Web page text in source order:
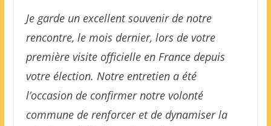
Je garde un excellent souvenir de notre
rencontre, le mois dernier, lors de votre
première visite officielle en France depuis
votre élection. Notre entretien a été
l’occasion de confirmer notre volonté
commune de renforcer et de dynamiser la